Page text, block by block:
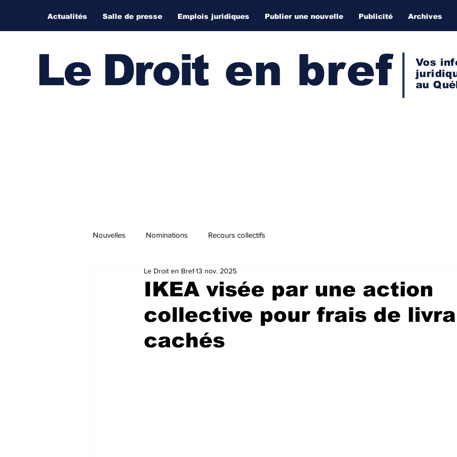
Actualités Salle de presse Emplois juridiques Publier une nouvelle Publicité Archives
Le Droit en bref
Vos
au
Nouvelles Nominations Recours collectifs
IKEA visée par une action
collective pour frais de
cachés
Le Droit en Bref13 nov. 2025